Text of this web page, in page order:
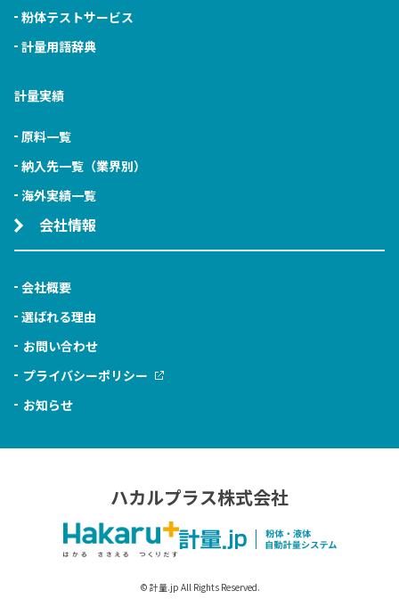
粉体テストサービス
計量用語辞典
計量実績
原料一覧
納入先一覧（業界別）
海外実績一覧
会社情報
会社概要
選ばれる理由
お問い合わせ
プライバシーポリシー
お知らせ
ハカルプラス株式会社
© 計量.jp All Rights Reserved.